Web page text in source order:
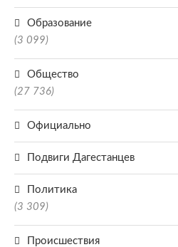
Образование
(3 099)
Общество
(27 736)
Официально
Подвиги Дагестанцев
Политика
(3 309)
Происшествия